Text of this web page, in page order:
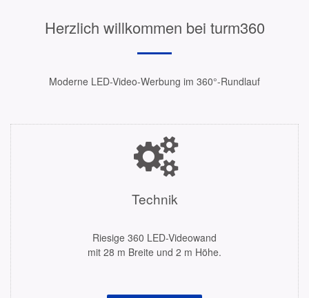
Herzlich willkommen bei turm360
Moderne LED-Video-Werbung im 360°-Rundlauf
Technik
Riesige 360 LED-Videowand
mit 28 m Breite und 2 m Höhe.